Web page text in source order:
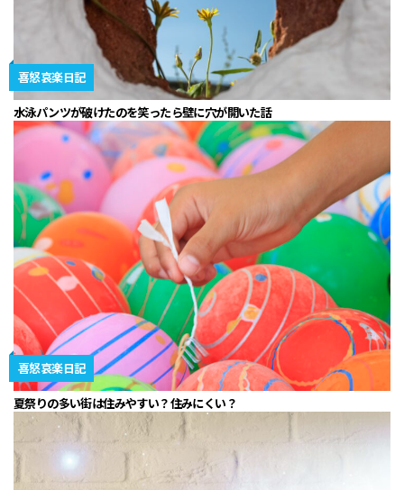
喜怒哀楽日記
水泳パンツが破けたのを笑ったら壁に穴が開いた話
喜怒哀楽日記
夏祭りの多い街は住みやすい？住みにくい？